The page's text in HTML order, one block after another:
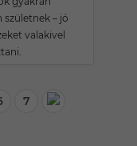
születnek – jó
valakivel
7